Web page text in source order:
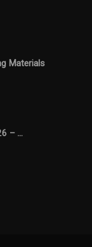
Materials
– ...